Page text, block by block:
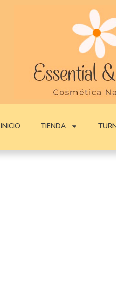
INICIO TIENDA